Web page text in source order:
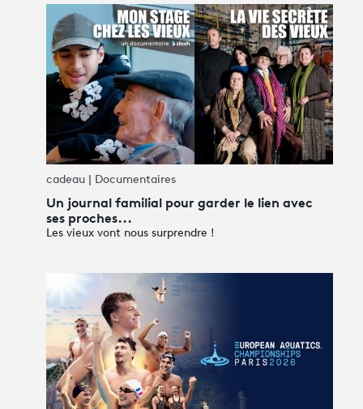
Un journal familial pour garder le lien avec
ses proches...
Les vieux vont nous surprendre !
cadeau | Documentaires